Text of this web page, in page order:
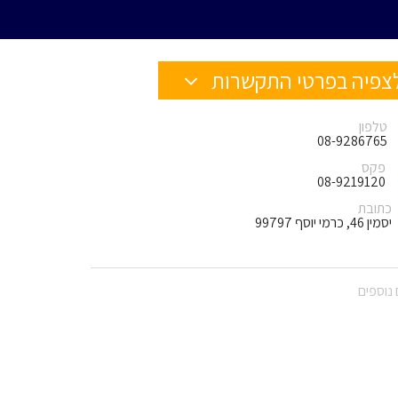
בפרטי התקשרות
טלפון
08-9286765
פקס
08-9219120
כתובת
יסמין 46, כרמי יוסף 99797